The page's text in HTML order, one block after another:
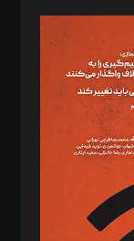
سروش کرمیان،